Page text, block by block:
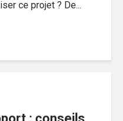
ce projet ? De...